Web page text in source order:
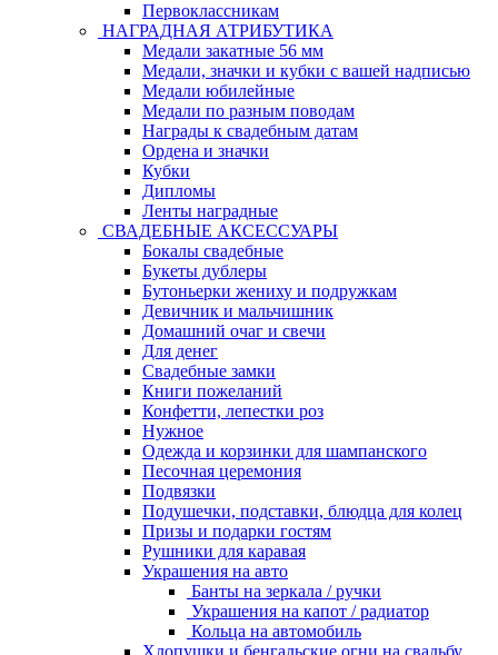
Первоклассникам
НАГРАДНАЯ АТРИБУТИКА
Медали закатные 56 мм
Медали, значки и кубки с вашей надписью
Медали юбилейные
Медали по разным поводам
Награды к свадебным датам
Ордена и значки
Кубки
Дипломы
Ленты наградные
СВАДЕБНЫЕ АКСЕССУАРЫ
Бокалы свадебные
Букеты дублеры
Бутоньерки жениху и подружкам
Девичник и мальчишник
Домашний очаг и свечи
Для денег
Свадебные замки
Книги пожеланий
Конфетти, лепестки роз
Нужное
Одежда и корзинки для шампанского
Песочная церемония
Подвязки
Подушечки, подставки, блюдца для колец
Призы и подарки гостям
Рушники для каравая
Украшения на авто
Банты на зеркала / ручки
Украшения на капот / радиатор
Кольца на автомобиль
Хлопушки и бенгальские огни на свадьбу